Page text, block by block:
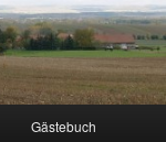
Gästebuch